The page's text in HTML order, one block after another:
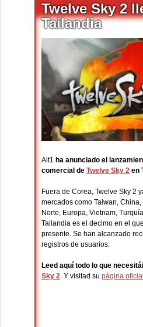
Twelve Sky 2
Tailandia
Alt1 ha anunciado el
comercial de Twelve Sky 2 en
Fuera de Corea, Twelve Sky 2
mercados como Taiwan, China,
Norte, Europa, Vietnam,
Tailandia es el decimo en el
presente. Se han alcanzado
registros de usuarios.
Leed aquí todo lo que
Sky 2. Y visitad su página oficial